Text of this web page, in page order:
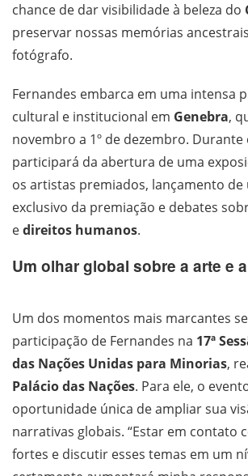
chance de dar visibilidade à beleza do
preservar nossas memórias
fotógrafo.
Fernandes embarca em uma intensa
cultural e institucional em Genebra,
novembro a 1º de dezembro. Durante
participará da abertura de uma
os artistas premiados, lançamento de
exclusivo da premiação e debates
edireitos humanos.
Um olhar global sobre a arte e
Um dos momentos mais marcantes
participação de Fernandes na 17ª
das Nações Unidas para Minorias,
Palácio das Nações. Para ele, o
oportunidade única de ampliar sua
narrativas globais. “Estar em contato
fortes e discutir esses temas em um